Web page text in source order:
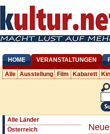
HOME VERANSTALTUNGEN
Alle Ausstellung Film Kabarett
Alle Länder
Österreich